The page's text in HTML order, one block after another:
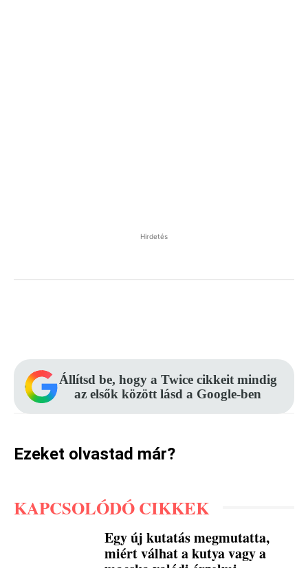
Hirdetés
Állítsd be, hogy a Twice cikkeit mindig
az elsők között lásd a Google-ben
Ezeket olvastad már?
KAPCSOLÓDÓ CIKKEK
Egy új kutatás megmutatta,
miért válhat a kutya vagy a